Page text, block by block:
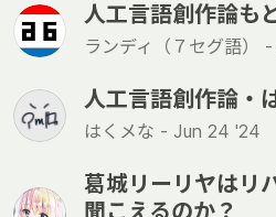
人工言語創作論も
ランディ（７セグ語） -
人工言語創作論・
はくメな - Jun 24 '24
葛城リーリヤはリ
聞こえるのか？